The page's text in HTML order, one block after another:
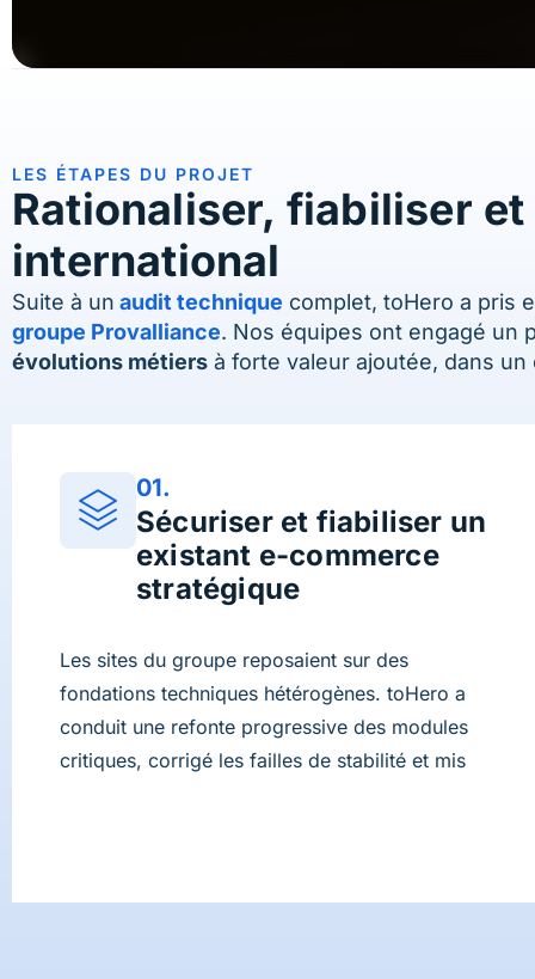
LES ÉTAPES DU PROJET
Rationaliser, fiabiliser
international
Suite à un audit technique complet, toHero a pris
groupe Provalliance. Nos équipes ont engagé un
évolutions métiers à forte valeur ajoutée, dans
01.
Sécuriser et fiabiliser un
existant e-commerce
stratégique
Les sites du groupe reposaient sur des
fondations techniques hétérogènes. toHero a
conduit une refonte progressive des modules
critiques, corrigé les failles de stabilité et mis